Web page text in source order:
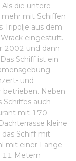
die untere
mehr mit Schiffen
Tripolje aus dem
eingestuft.
2002 und dann
Schiff ist ein
und
betrieben. Neben
auch
mit 170
kleine
Schiff mit
mit einer Länge
11 Metern